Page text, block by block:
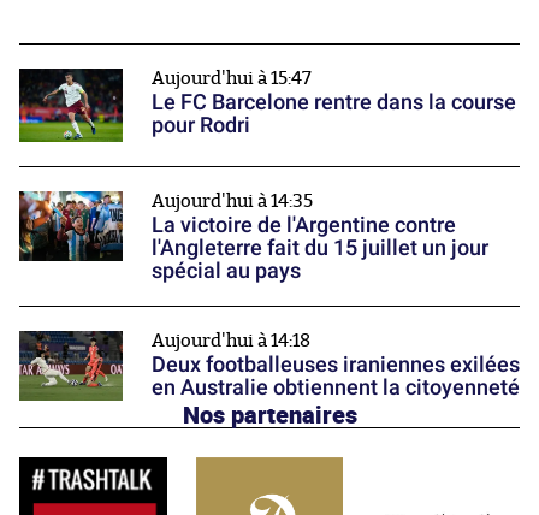
Aujourd'hui à 15:47
Le FC Barcelone rentre dans la course
pour Rodri
Aujourd'hui à 14:35
La victoire de l'Argentine contre
l'Angleterre fait du 15 juillet un jour
spécial au pays
Aujourd'hui à 14:18
Deux footballeuses iraniennes exilées
en Australie obtiennent la citoyenneté
Nos partenaires